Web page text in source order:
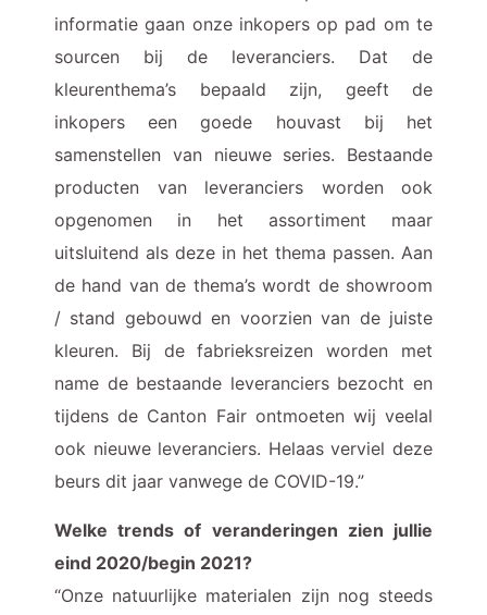
informatie gaan onze inkopers op pad om te
sourcen bij de leveranciers. Dat de
kleurenthema’s bepaald zijn, geeft de
inkopers een goede houvast bij het
samenstellen van nieuwe series. Bestaande
producten van leveranciers worden ook
opgenomen in het assortiment maar
uitsluitend als deze in het thema passen. Aan
de hand van de thema’s wordt de showroom
/ stand gebouwd en voorzien van de juiste
kleuren. Bij de fabrieksreizen worden met
name de bestaande leveranciers bezocht en
tijdens de Canton Fair ontmoeten wij veelal
ook nieuwe leveranciers. Helaas verviel deze
beurs dit jaar vanwege de COVID-19.”
Welke trends of veranderingen zien jullie
eind 2020/begin 2021?
“Onze natuurlijke materialen zijn nog steeds